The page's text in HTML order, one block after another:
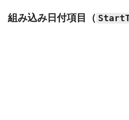
組み込み日付項目（